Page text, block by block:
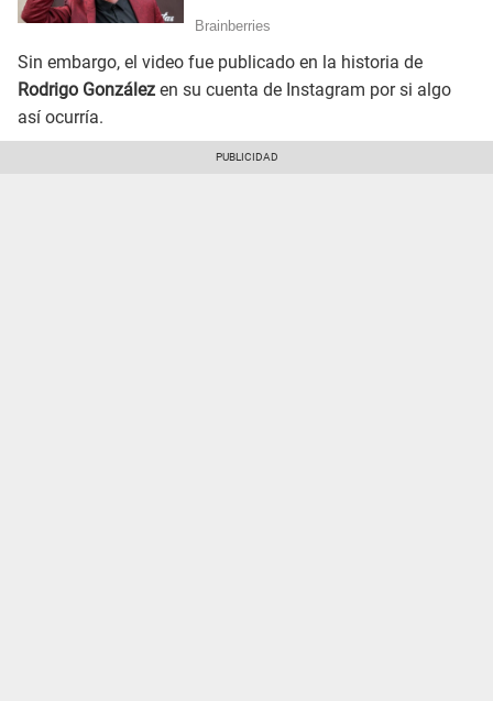
Sin embargo, el video fue publicado en la historia de
Rodrigo González en su cuenta de Instagram por si algo
así ocurría.